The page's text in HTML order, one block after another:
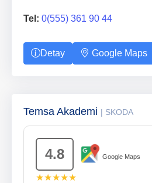
Tel: 0(555) 361 90 44
Detay Google Maps
Temsa Akademi | SKODA
4.8 Google Maps
★★★★★